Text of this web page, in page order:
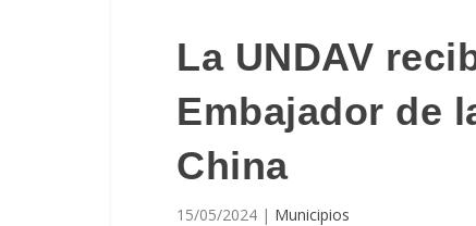
La UNDAV
Embajador de
China
15/05/2024 | Municipios